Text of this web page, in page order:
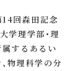
回森田記念
学理学部・理
するあるい
物理科学の分